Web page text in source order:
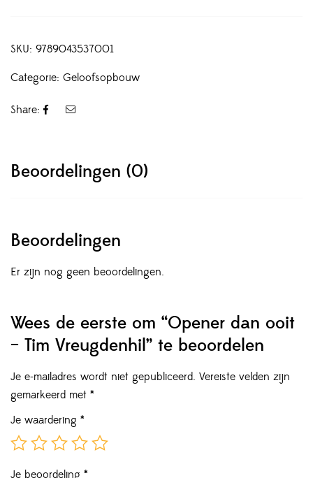
SKU: 9789043537001
Categorie: Geloofsopbouw
Share:
Beoordelingen (0)
Beoordelingen
Er zijn nog geen beoordelingen.
Wees de eerste om “Opener dan ooit
– Tim Vreugdenhil” te beoordelen
Je e-mailadres wordt niet gepubliceerd. Vereiste velden zijn
gemarkeerd met *
Je waardering *
Je beoordeling *